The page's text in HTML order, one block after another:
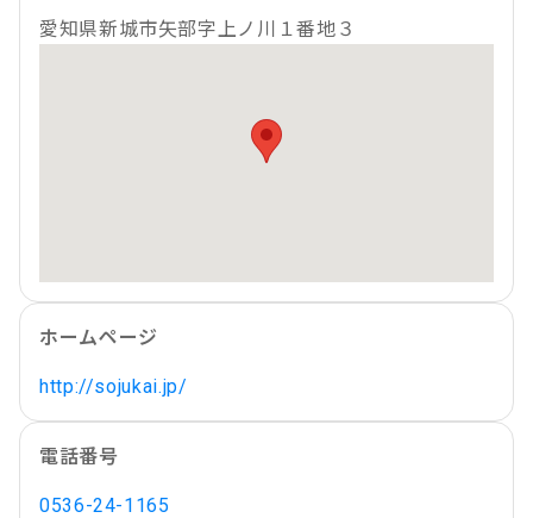
愛知県新城市矢部字上ノ川１番地３
ホームページ
http://sojukai.jp/
電話番号
0536-24-1165